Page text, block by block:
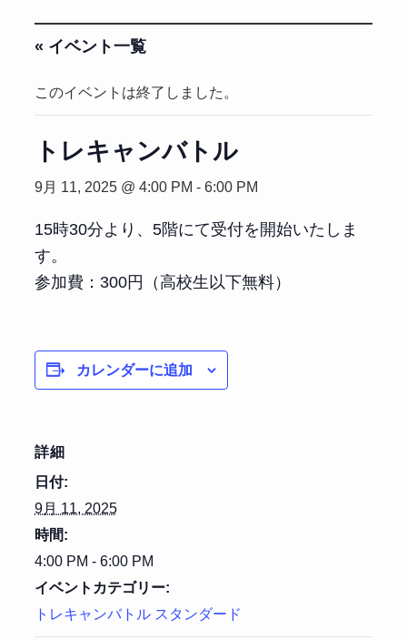
« イベント一覧
このイベントは終了しました。
トレキャンバトル
9月 11, 2025 @ 4:00 PM - 6:00 PM
15時30分より、5階にて受付を開始いたしま
す。
参加費：300円（高校生以下無料）
カレンダーに追加
詳細
日付:
9月 11, 2025
時間:
4:00 PM - 6:00 PM
イベントカテゴリー:
トレキャンバトル スタンダード